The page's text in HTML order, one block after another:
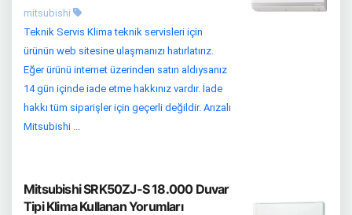
mitsubishi
Teknik Servis Klima teknik servisleri için
ürünün web sitesine ulaşmanızı hatırlatırız.
Eğer ürünü internet üzerinden satın aldıysanız
14 gün içinde iade etme hakkınız vardır. İade
hakkı tüm siparişler için geçerli değildir. Arızalı
Mitsubishi ...
Mitsubishi SRK50ZJ-S 18.000 Duvar
Tipi Klima Kullanan Yorumları